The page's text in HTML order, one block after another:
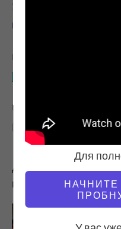
Для
УЧИТЕЛЬ
Глория Гаспери
НЕОБХОДИМОЕ
НАЙТИ ПОХОЖИЕ
40 - 50 мин
Целая
Другие тренировки,
понравиться